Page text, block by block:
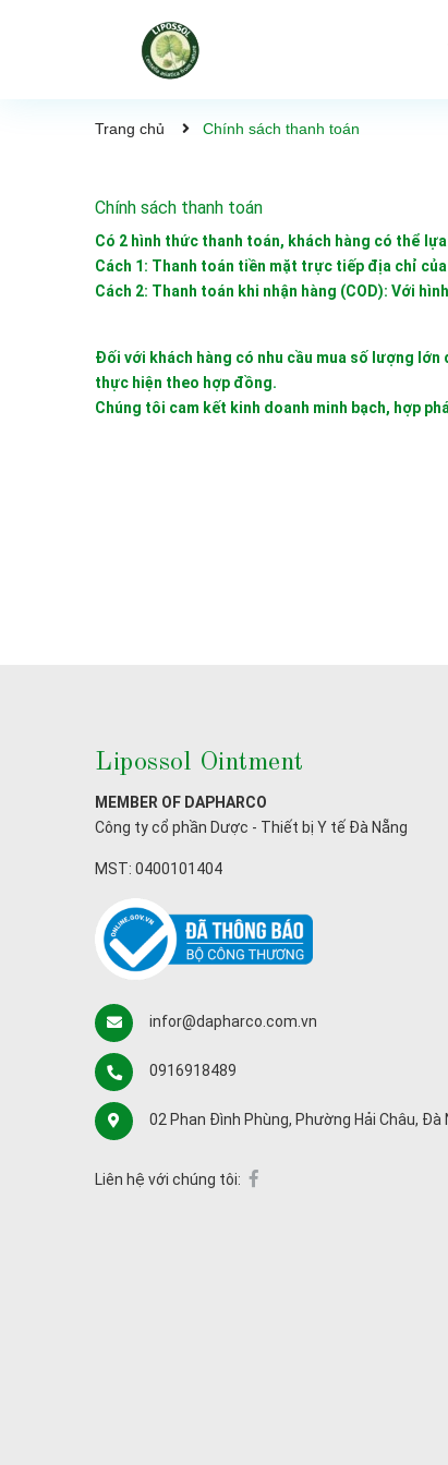
Trang chủ Chính sách thanh toán
Chính sách thanh toán
Có 2 hình thức thanh toán, khách hàng có thể
Cách 1: Thanh toán tiền mặt trực tiếp địa chỉ
Cách 2: Thanh toán khi nhận hàng (COD): Với
Đối với khách hàng có nhu cầu mua số lượng
thực hiện theo hợp đồng.
Chúng tôi cam kết kinh doanh minh bạch, hợp
Lipossol Ointment
MEMBER OF DAPHARCO
Công ty cổ phần Dược - Thiết bị Y tế Đà Nẵng
MST: 0400101404
infor@dapharco.com.vn
0916918489
02 Phan Đình Phùng, Phường Hải Châu, Đà
Liên hệ với chúng tôi: